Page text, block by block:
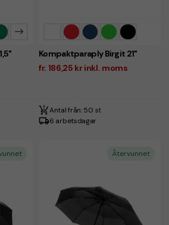
Kompaktparaply Birgit 21"
fr. 186,25 kr inkl. moms
Antal från: 50 st
6 arbetsdagar
Återvunnet